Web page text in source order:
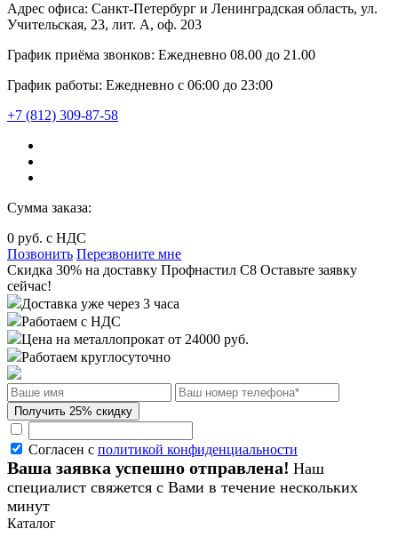
Адрес офиса: Санкт-Петербург и Ленинградская область, ул.
Учительская, 23, лит. А, оф. 203
График приёма звонков: Ежедневно 08.00 до 21.00
График работы: Ежедневно с 06:00 до 23:00
+7 (812) 309-87-58
Сумма заказа:
0 руб. с НДС
Позвонить Перезвоните мне
Cкидка 30% на доставку Профнастил С8 Оставьте заявку
сейчас!
Доставка уже через 3 часа
Работаем с НДС
Цена на металлопрокат от 24000 руб.
Работаем круглосуточно
Согласен с политикой конфиденциальности
Ваша заявка успешно отправлена! Наш
специалист свяжется с Вами в течение нескольких
минут
Каталог